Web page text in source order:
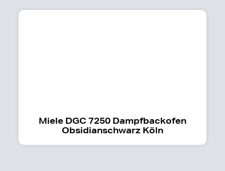
Miele DGC 7250 Dampfbackofen
Obsidianschwarz Köln